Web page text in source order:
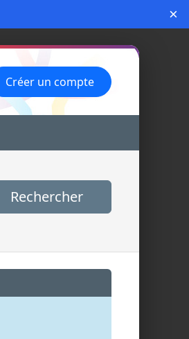
×
Créer un compte
Rechercher